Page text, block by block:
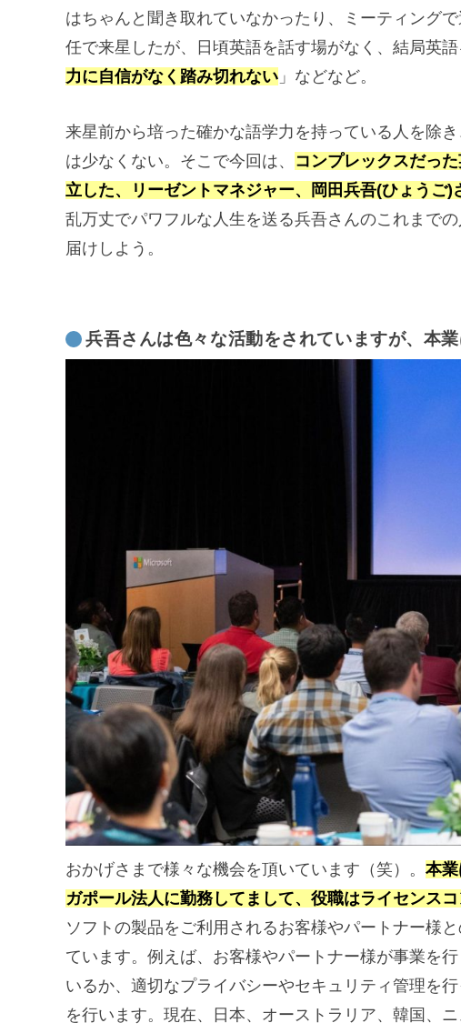
はちゃんと聞き取れていなかったり、ミーティング
任で来星したが、日頃英語を話す場がなく、結局英語
力に自信がなく踏み切れない 」などなど。
来星前から培った確かな語学力を持っている人を除
は少なくない。そこで今回は、 コンプレックスだっ
立した、リーゼントマネジャー、岡田兵吾(ひょうご)
乱万丈でパワフルな人生を送る兵吾さんのこれまで
届けしよう。
兵吾さんは色々な活動をされていますが、本
おかげさまで様々な機会を頂いています（笑）。 本
ガポール法人に勤務してまして、役職はライセンス
ソフトの製品をご利用されるお客様やパートナー様
ています。例えば、お客様やパートナー様が事業を
いるか、適切なプライバシーやセキュリティ管理を
を行います。現在、日本、オーストラリア、韓国、